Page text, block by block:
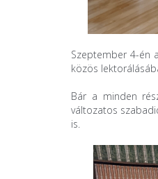
Szeptember 4-én
közös
Bár a minden
változatos
is.